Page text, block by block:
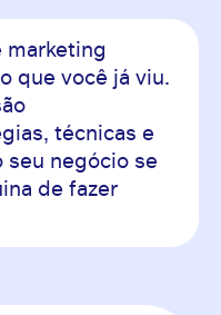
marketing
que você já viu.
técnicas e
seu negócio se
de fazer